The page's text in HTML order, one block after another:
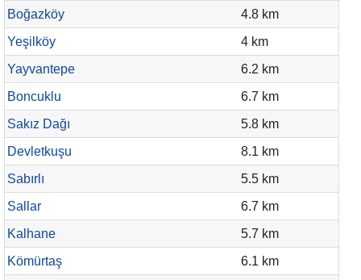
Boğazköy
4.8 km
Yeşilköy
4 km
Yayvantepe
6.2 km
Boncuklu
6.7 km
Sakız Dağı
5.8 km
Devletkuşu
8.1 km
Sabırlı
5.5 km
Sallar
6.7 km
Kalhane
5.7 km
Kömürtaş
6.1 km